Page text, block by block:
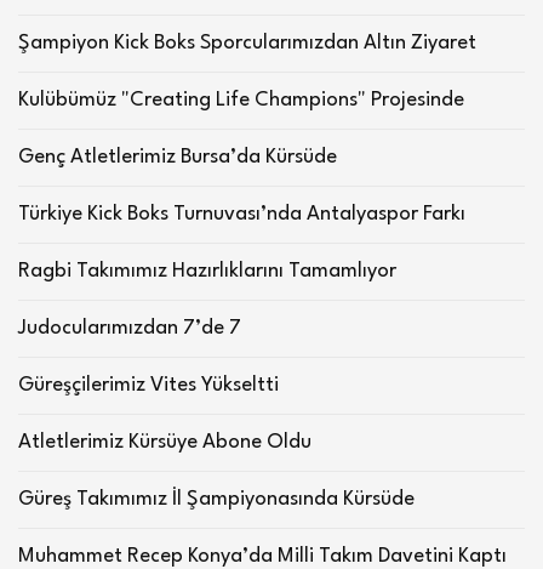
Şampiyon Kick Boks Sporcularımızdan Altın Ziyaret
Kulübümüz "Creating Life Champions" Projesinde
Genç Atletlerimiz Bursa’da Kürsüde
Türkiye Kick Boks Turnuvası’nda Antalyaspor Farkı
Ragbi Takımımız Hazırlıklarını Tamamlıyor
Judocularımızdan 7’de 7
Güreşçilerimiz Vites Yükseltti
Atletlerimiz Kürsüye Abone Oldu
Güreş Takımımız İl Şampiyonasında Kürsüde
Muhammet Recep Konya’da Milli Takım Davetini Kaptı